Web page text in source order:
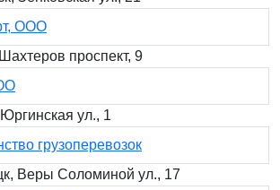
ООО
проспект, 9
ул., 1
грузоперевозок
Веры Соломиной ул., 17